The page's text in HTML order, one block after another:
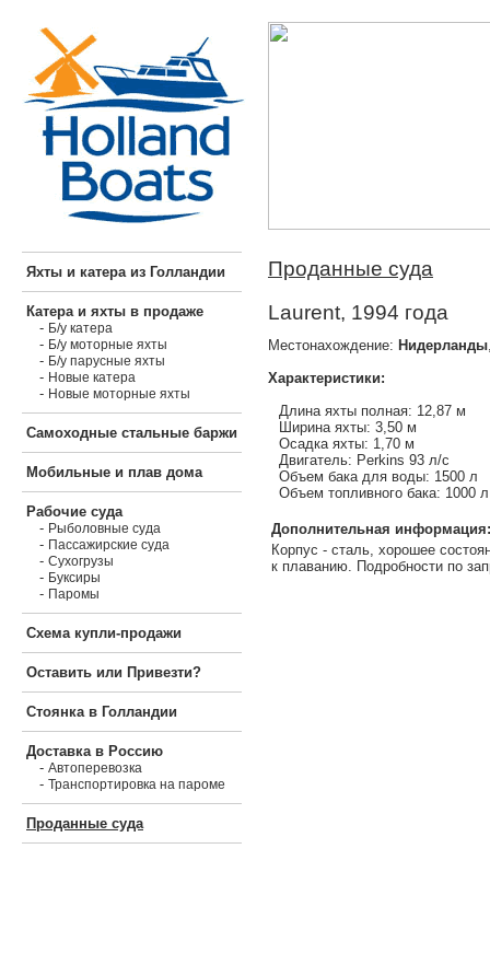
Яхты и катера из Голландии
Катера и яхты в продаже
- Б/у катера
- Б/у моторные яхты
- Б/у парусные яхты
- Новые катера
- Новые моторные яхты
Самоходные стальные баржи
Мобильные и плав дома
Рабочие суда
- Рыболовные суда
- Пассажирские суда
- Сухогрузы
- Буксиры
- Паромы
Схема купли-продажи
Оставить или Привезти?
Стоянка в Голландии
Доставка в Россию
- Автоперевозка
- Транспортировка на пароме
Проданные суда
Проданные суда
Laurent, 1994 года
Местонахождение: Нидерланды
Характеристики:
Длина яхты полная: 12,87 м
Ширина яхты: 3,50 м
Осадка яхты: 1,70 м
Двигатель: Perkins 93 л/с
Объем бака для воды: 1500 л
Объем топливного бака: 1000 л
Дополнительная информация:
Корпус - сталь, хорошее
к плаванию. Подробности по